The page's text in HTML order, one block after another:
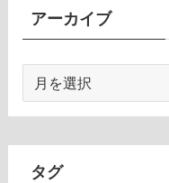
アーカイブ
カ
イ
タグ